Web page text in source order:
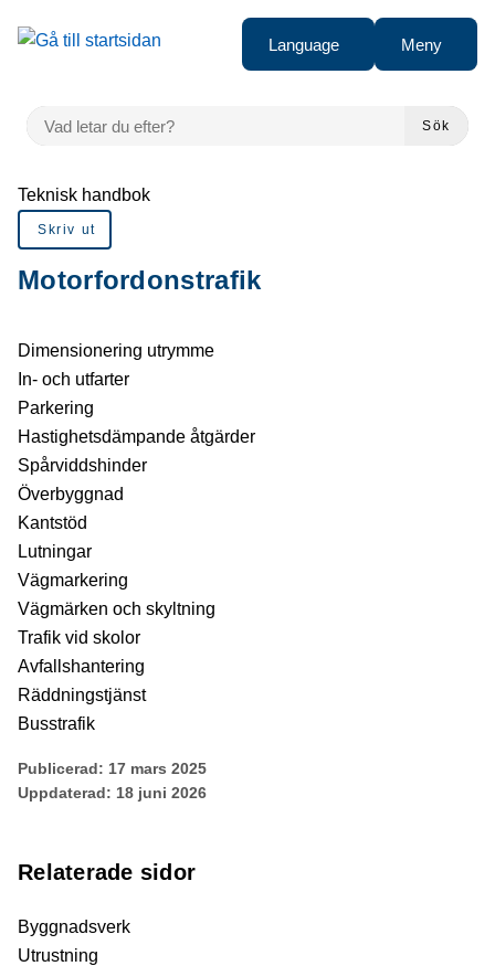
Gå till innehåll
Language Meny
VAD LETAR DU EFTER?
Sök
Du är här:
Teknisk handbok
Skriv ut
Motorfordonstrafik
Dimensionering utrymme
In- och utfarter
Parkering
Hastighetsdämpande åtgärder
Spårviddshinder
Överbyggnad
Kantstöd
Lutningar
Vägmarkering
Vägmärken och skyltning
Trafik vid skolor
Avfallshantering
Räddningstjänst
Busstrafik
Publicerad: 17 mars 2025
Uppdaterad: 18 juni 2026
Relaterade sidor
Byggnadsverk
Utrustning